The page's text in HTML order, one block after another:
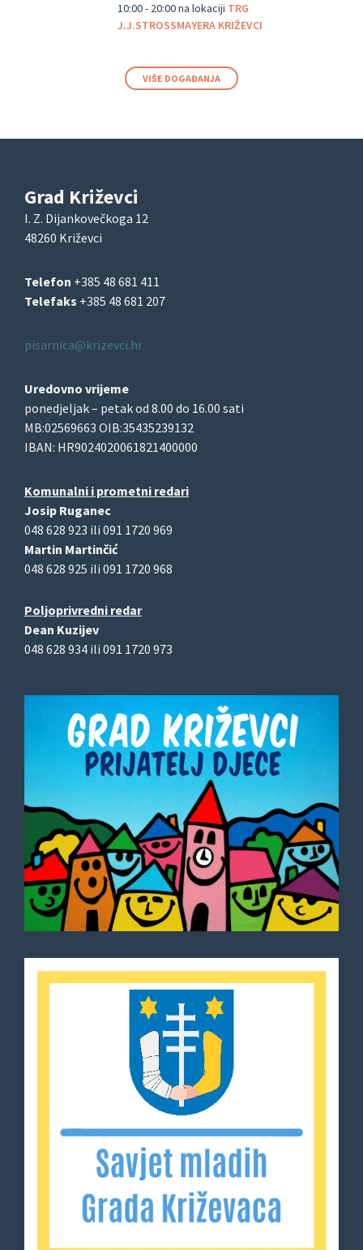
10:00 - 20:00na lokaciji TRG
J.J.STROSSMAYERA KRIŽEVCI
VIŠE DOGAĐANJA
Grad Križevci
I. Z. Dijankovečkoga 12
48260 Križevci
Telefon +385 48 681 411
Telefaks +385 48 681 207
pisarnica@krizevci.hr
Uredovno vrijeme
ponedjeljak – petak od 8.00 do 16.00 sati
MB:02569663 OIB:35435239132
IBAN: HR9024020061821400000
Komunalni i prometni redari
Josip Ruganec
048 628 923 ili 091 1720 969
Martin Martinčić
048 628 925 ili 091 1720 968
Poljoprivredni redar
Dean Kuzijev
048 628 934 ili 091 1720 973